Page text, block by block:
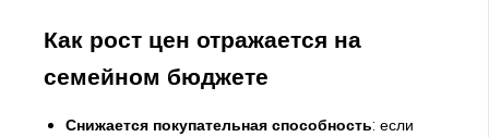
Как рост цен отражается на
семейном бюджете
Снижается покупательная способность: если